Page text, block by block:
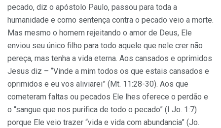
pecado, diz o apóstolo Paulo, passou para toda a
humanidade e como sentença contra o pecado veio a morte.
Mas mesmo o homem rejeitando o amor de Deus, Ele
enviou seu único filho para todo aquele que nele crer não
pereça, mas tenha a vida eterna. Aos cansados e oprimidos
Jesus diz – “Vinde a mim todos os que estais cansados e
oprimidos e eu vos aliviarei” (Mt. 11:28-30). Aos que
cometeram faltas ou pecados Ele lhes oferece o perdão e
o “sangue que nos purifica de todo o pecado” (I Jo. 1:7)
porque Ele veio trazer “vida e vida com abundancia” (Jo.